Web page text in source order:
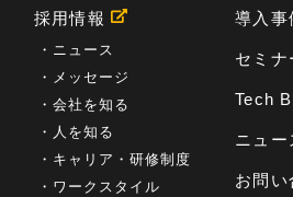
採用情報
ニュース
メッセージ
会社を知る
人を知る
キャリア・研修制度
ワークスタイル
導入事
セミナ
Tech
ニュー
お問い